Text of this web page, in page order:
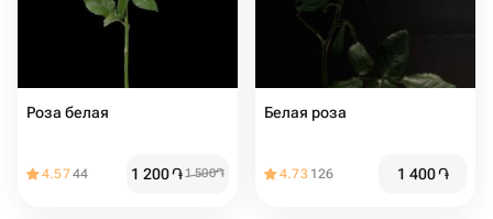
Роза белая
4.5744 1 200֏1 500֏
Белая роза
4.73 126 1 400֏